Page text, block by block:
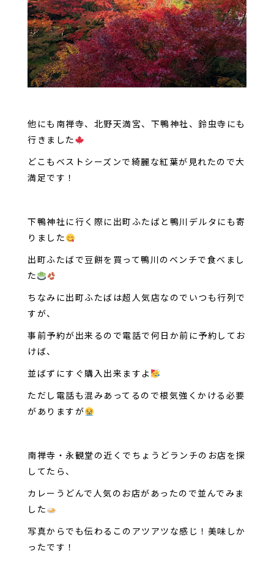
他にも南禅寺、北野天満宮、下鴨神社、鈴虫寺にも
行きました
どこもベストシーズンで綺麗な紅葉が見れたので大
満足です！
下鴨神社に行く際に出町ふたばと鴨川デルタにも寄
りました
出町ふたばで豆餅を買って鴨川のベンチで食べまし
た
ちなみに出町ふたばは超人気店なのでいつも行列で
すが、
事前予約が出来るので電話で何日か前に予約してお
けば、
並ばずにすぐ購入出来ますよ
ただし電話も混みあってるので根気強くかける必要
がありますが
南禅寺・永観堂の近くでちょうどランチのお店を探
してたら、
カレーうどんで人気のお店があったので並んでみま
した
写真からでも伝わるこのアツアツな感じ！美味しか
ったです！